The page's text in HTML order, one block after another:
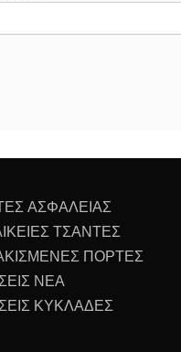
ΑΣΦΑΛΕΙΑΣ
ΤΣΑΝΤΕΣ
ΠΟΡΤΕΣ
ΝΕΑ
ΚΥΚΛΑΔΕΣ